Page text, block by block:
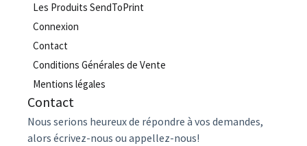
Les Produits SendToPrint
Connexion
Contact
Conditions Générales de Vente
Mentions légales
Contact
Nous serions heureux de répondre à vos demandes,
alors écrivez-nous ou appellez-nous!